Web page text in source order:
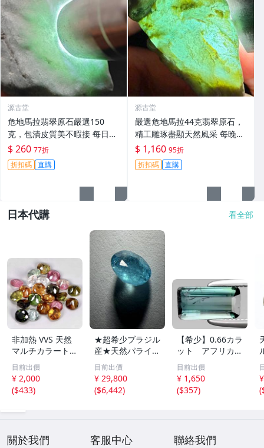
源古堂
危地馬拉翡翠原石嚴選150
克，包漬皮質美不暇接 每日拍
賣晚11點截標 真實成交 危地
馬拉、翡翠原石、包漿皮
$ 260 77折
折扣碼 直購
源古堂
嚴選危地馬拉44克翡翠原石，
精工雕琢盡顯天然風采 每晚11
點截標 日拍推薦 危地馬拉 翡
翠原石 雕琢作品
$ 1,160 95折
折扣碼 直購
日本代購 看全部
非加熱 VVS 天然
マルチカラートル
マリン 3.1mm x
22個 3.05カラッ
ト
目前出價
¥ 2,000
($433)
★超希少ブラジル
産★天然パライバ
トルマリン★ 0.2
54ct ブラジル産
ルース 中央宝石
研究所 CGL分析
目前出價
¥ 29,800
($6,442)
【希少】0.66カラ
ット アフリカ産
ブルーグリーン・
トルマリン
目前出價
¥ 1,650
($357)
(
關於我們 客服中心 聯絡我們